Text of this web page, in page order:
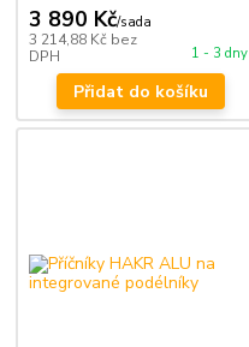
3 890 Kč/sada
3 214,88 Kč bez
DPH
1 - 3 dny
Přidat do košíku